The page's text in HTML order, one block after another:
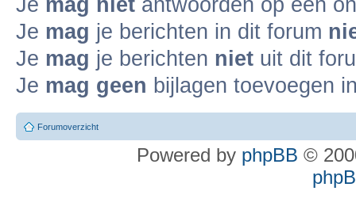
Je mag niet antwoorden op een
Je mag je berichten in dit forum
Je mag je berichten niet uit dit
Je mag geen bijlagen toevoegen
Forumoverzicht
Powered by phpBB ©